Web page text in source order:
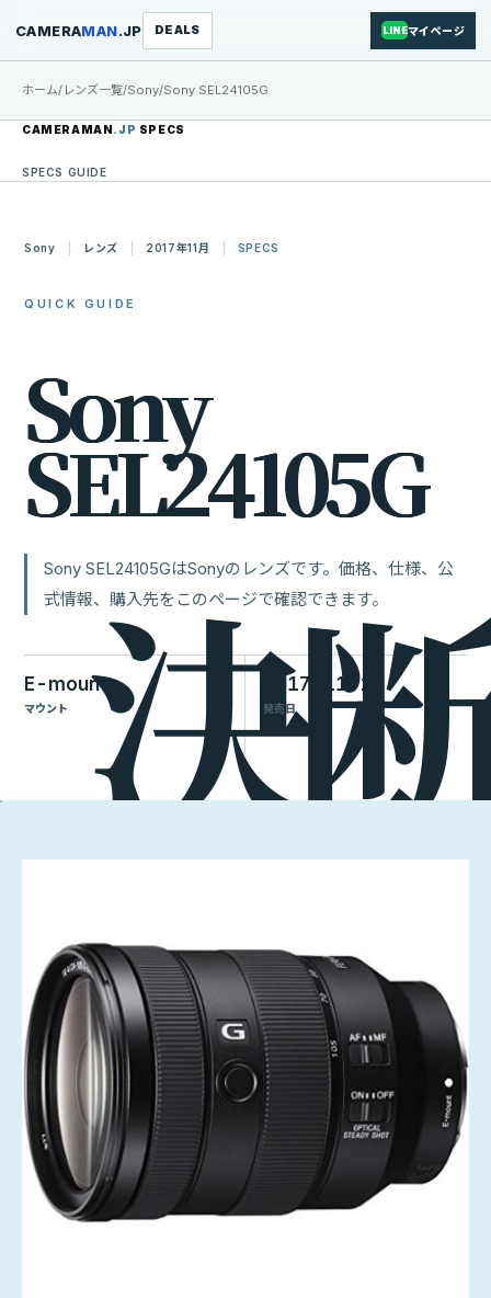
CAMERAMAN.JP DEALS LINEマイページ
ホーム/ レンズ一覧/Sony/Sony SEL24105G
CAMERAMAN.JP SPECS
SPECS GUIDE
Sony レンズ 2017年11月 SPECS
QUICK GUIDE
Sony
SEL24105G
Sony SEL24105GはSonyのレンズです。価格、仕様、公
式情報、購入先をこのページで確認できます。
E-mount
マウント
2017-11-25
発売日